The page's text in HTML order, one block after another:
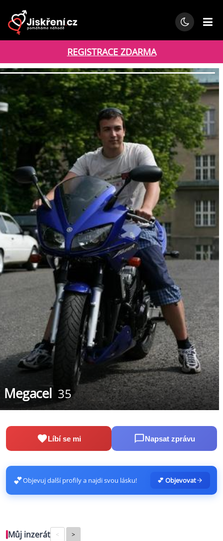
REGISTRACE ZDARMA
Megacel 35
Líbí se mi Napsat zprávu
💕Objevuj další profily a najdi svou lásku! 💕 Objevovat
Můj inzerát < >